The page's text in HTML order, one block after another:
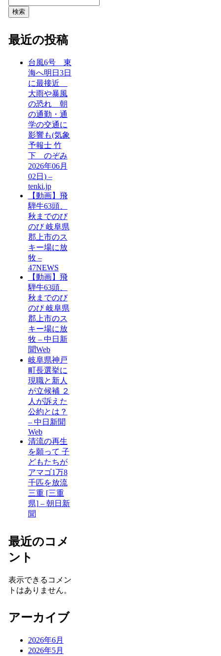
検索
最近の投稿
台風6号 東
海へ明日3日
に最接近
大雨や暴風
の恐れ 朝
の通勤・通
学の交通に
影響も(気象
予報士 竹
下 のぞみ
2026年06月
02日) –
tenki.jp
【動画】飛
騨牛63頭、
秋までのび
のび 岐阜県
郡上市のス
キー場に放
牧 –
47NEWS
【動画】飛
騨牛63頭、
秋までのび
のび 岐阜県
郡上市のス
キー場に放
牧 – 中日新
聞Web
岐阜県神戸
町長選挙に
現職と新人
が立候補 ２
人が訴えた
公約とは？
– 中日新聞
Web
清流の再生
を願って 子
どもたちが
アマゴ1万8
千匹を放流
三重 [三重
県] – 朝日新
聞
最近のコメ
ント
表示できるコメン
トはありません。
アーカイブ
2026年6月
2026年5月